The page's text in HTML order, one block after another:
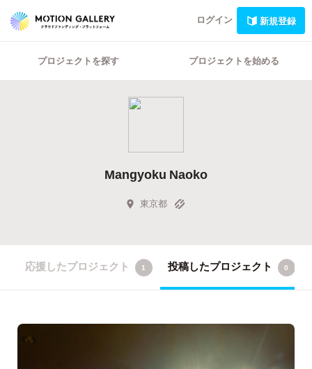
ログイン 新規登録
プロジェクトを探す プロジェクトを始める
Mangyoku Naoko
東京都
応援したプロジェクト 1 投稿したプロジェクト 0